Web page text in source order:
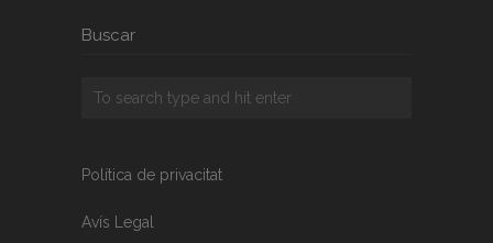
Buscar
Política de privacitat
Avís Legal